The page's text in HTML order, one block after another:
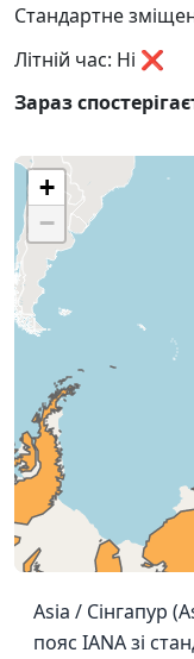
Стандартне
Літній час: Ні ❌
Зараз
+
−
Asia / Сінгапур
пояс IANA зі